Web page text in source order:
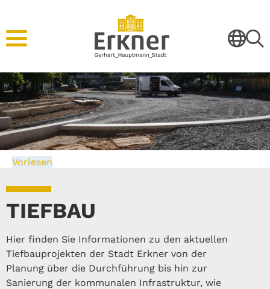
Vorlesen
TIEFBAU
Hier finden Sie Informationen zu den aktuellen
Tiefbauprojekten der Stadt Erkner von der
Planung über die Durchführung bis hin zur
Sanierung der kommunalen Infrastruktur, wie